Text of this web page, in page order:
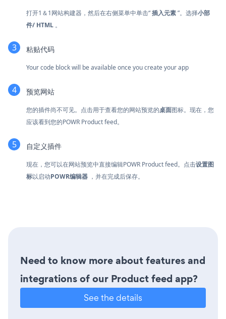
打开1＆1网站构建器，然后在右侧菜单中单击“插入元素”。选择小部
件/ HTML 。
粘贴代码
Your code block will be available once you create your app
预览网站
您的插件尚不可见。点击用于查看您的网站预览的桌面图标。现在，您
应该看到您的POWR Product feed。
自定义插件
现在，您可以在网站预览中直接编辑POWR Product feed。点击设置图
标以启动POWR编辑器 ，并在完成后保存。
Need to know more about features and
integrations of our Product feed app?
See the details